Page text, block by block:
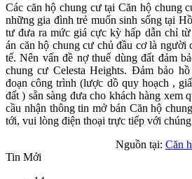
Các căn hộ chung cư tại Căn hộ chung
những gia đình trẻ muốn sinh sống tại
tư đưa ra mức giá cực kỳ hấp dẫn chỉ
án căn hộ chung cư chủ đầu cơ là người
tế. Nên vấn đề nợ thuế dùng đất đảm
chung cư Celesta Heights. Đảm bảo
đoạn công trình (lược dồ quy hoạch ,
đất ) sẵn sàng đưa cho khách hàng xem
cầu nhận thông tin mở bán Căn hộ
tới, vui lòng điện thoại trực tiếp với
Nguồn tại: Căn
Tin Mới